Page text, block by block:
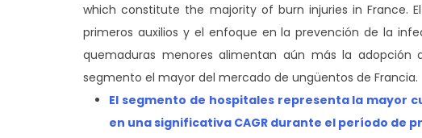
which constitute the majority of burn injuries in France.
primeros auxilios y el enfoque en la prevención de la
quemaduras menores alimentan aún más la
segmento el mayor del mercado de ungüentos de Francia.
El segmento de hospitales representa la mayor
en una significativa CAGR durante el período de